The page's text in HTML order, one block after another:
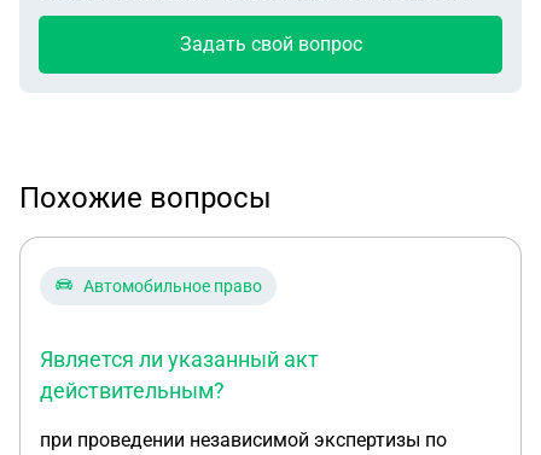
Задать свой вопрос
Похожие вопросы
Автомобильное право
Является ли указанный акт
действительным?
при проведении независимой экспертизы по